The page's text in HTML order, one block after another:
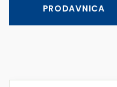
PRODAVNICA